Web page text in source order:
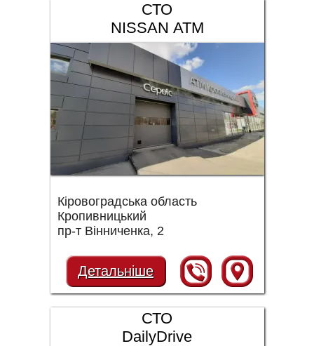
СТО
NISSAN АТМ
Кіровоградська область
Кропивницький
пр-т Вінниченка, 2
Детальніше
СТО
DailyDrive